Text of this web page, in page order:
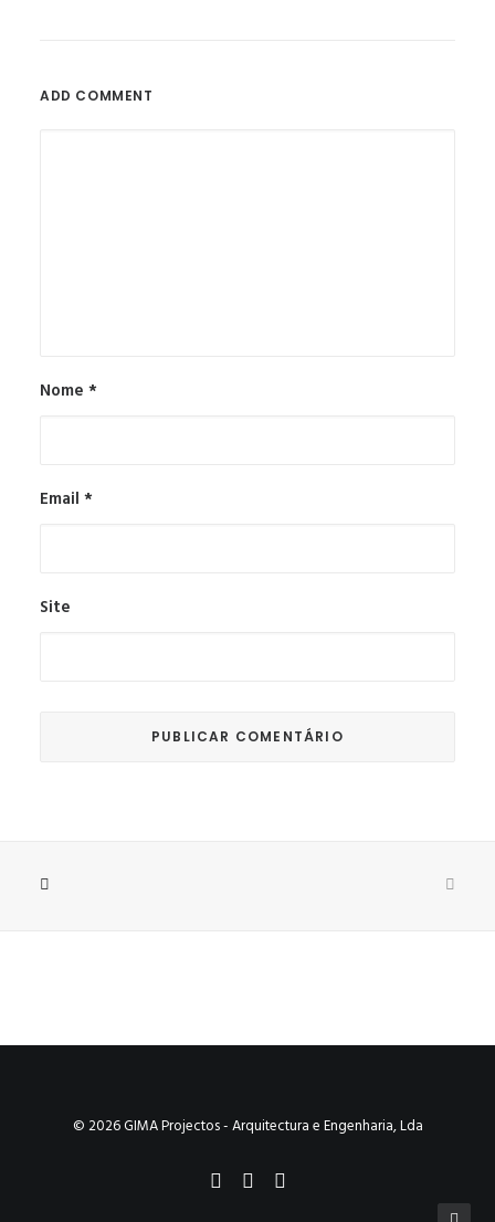
ADD COMMENT
Nome *
Email *
Site
© 2026 GIMA Projectos - Arquitectura e Engenharia, Lda